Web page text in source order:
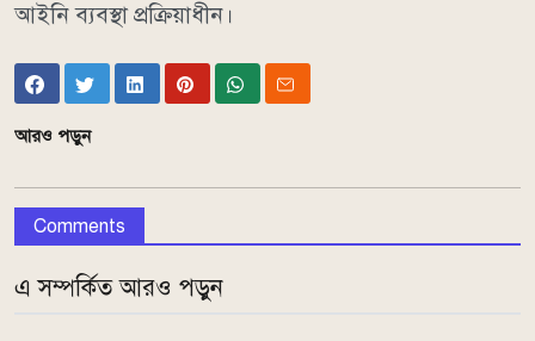
আইনি ব্যবস্থা প্রক্রিয়াধীন।
আরও পড়ুন
Comments
এ সম্পর্কিত আরও পড়ুন